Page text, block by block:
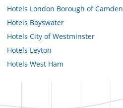
Hotels London Borough of Camden
Hotels Bayswater
Hotels City of Westminster
Hotels Leyton
Hotels West Ham